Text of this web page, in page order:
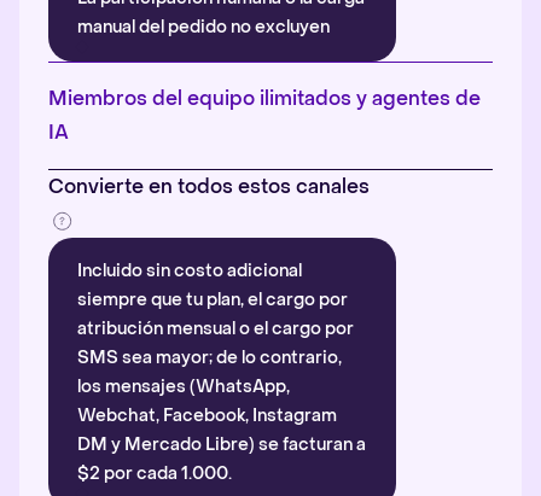
manual del pedido no excluyen
automáticamente la atribución.
Más información
Miembros del equipo ilimitados y agentes de
IA
Convierte en todos estos canales
Incluido sin costo adicional
siempre que tu plan, el cargo por
atribución mensual o el cargo por
SMS sea mayor; de lo contrario,
los mensajes (WhatsApp,
Webchat, Facebook, Instagram
DM y Mercado Libre) se facturan a
$2 por cada 1.000.